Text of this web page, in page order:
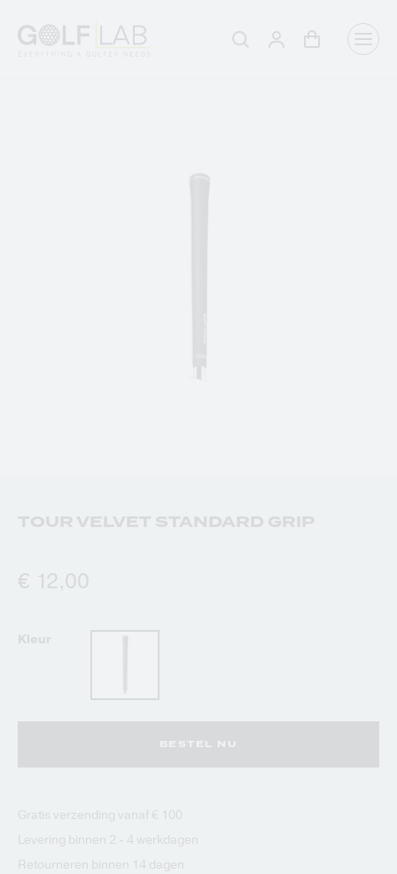
Zoeken AanmeldenWinkelwagen
TOUR VELVET STANDARD GRIP
€ 12,00
Kleur
BESTEL NU
Gratis verzending vanaf € 100
Levering binnen 2 - 4 werkdagen
Retourneren binnen 14 dagen